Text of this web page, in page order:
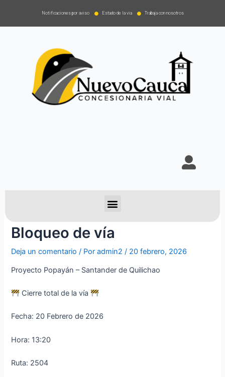
Notificaciones por aviso Estado de la via Trabaja con nosotros
Bloqueo de vía
Deja un comentario / Poradmin2 / 20 febrero, 2026
Proyecto Popayán – Santander de Quilichao
Cierre total de la vía
Fecha: 20 Febrero de 2026
Hora: 13:20
Ruta: 2504